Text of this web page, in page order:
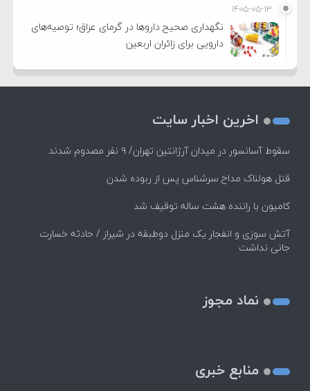
۱۴۰۵-۰۵-۱۳
نگهداری صحیح داروها در گرمای عراق؛ توصیه‌های
دارویی برای زائران اربعین
اخرین اخبار سایت
سقوط آسانسور در میدان آرژانتین تهران/ ۹ نفر مصدوم شدند
قتل هولناک مداح سرشناس پس از ربوده شدن
کامیون با راننده هشت ساله توقیف شد
آتش سوزی و انفجار یک منزل دوطبقه در شیراز / حادثه خسارت
جانی نداشت
نماد مجوز
منابع خبری